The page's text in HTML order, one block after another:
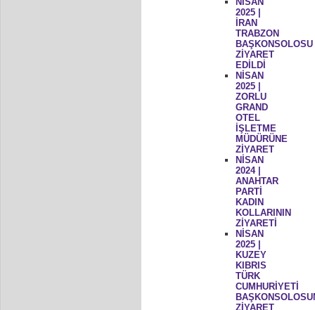
2025 |
İRAN
TRABZON
BAŞKONSOLOSU
ZİYARET
EDİLDİ
NİSAN
2025 |
ZORLU
GRAND
OTEL
İŞLETME
MÜDÜRÜNE
ZİYARET
NİSAN
2024 |
ANAHTAR
PARTİ
KADIN
KOLLARININ
ZİYARETİ
NİSAN
2025 |
KUZEY
KIBRIS
TÜRK
CUMHURİYETİ
ZİYARET